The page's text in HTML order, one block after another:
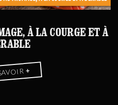
À LA COURGE ET À
+